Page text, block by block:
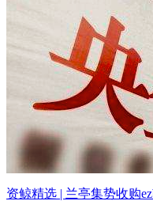
资鲸精选 | 兰亭集势收购